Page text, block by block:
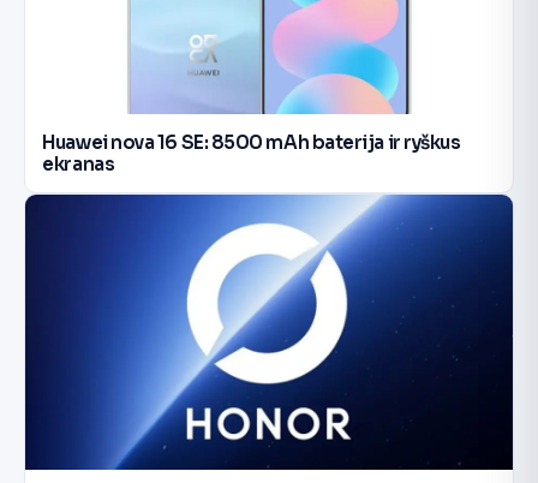
Huawei nova 16 SE: 8500 mAh baterija ir ryškus
ekranas